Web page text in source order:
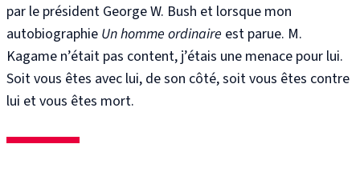
par le président George W. Bush et lorsque mon
autobiographie Un homme ordinaire est parue. M.
Kagame n’était pas content, j’étais une menace pour lui.
Soit vous êtes avec lui, de son côté, soit vous êtes contre
lui et vous êtes mort.